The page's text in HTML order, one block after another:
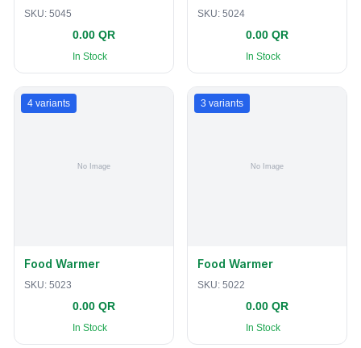
SKU: 5045
0.00 QR
In Stock
SKU: 5024
0.00 QR
In Stock
4 variants
Food Warmer
SKU: 5023
0.00 QR
In Stock
3 variants
Food Warmer
SKU: 5022
0.00 QR
In Stock